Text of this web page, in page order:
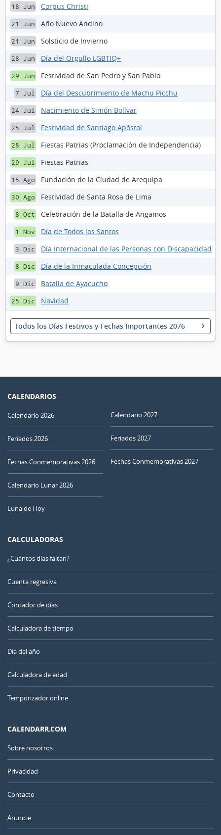
18 Jun Corpus Christi
21 Jun Año Nuevo Andino
21 Jun Solsticio de Invierno
28 Jun Día del Orgullo LGBTIQ+
29 Jun Festividad de San Pedro y San Pablo
7 Jul Día del Descubrimiento de Machu Picchu
24 Jul Nacimiento de Simón Bolívar
25 Jul Festividad de Santiago Apóstol
28 Jul Fiestas Patrias (Proclamación de Independencia)
29 Jul Fiestas Patrias
15 Ago Fundación de la Ciudad de Arequipa
30 Ago Festividad de Santa Rosa de Lima
8 Oct Celebración de la Batalla de Angamos
1 Nov Día de Todos los Santos
3 Dic Día Internacional de las Personas con Discapacidad
8 Dic Día de la Inmaculada Concepción
9 Dic Batalla de Ayacucho
25 Dic Navidad
Todos los Días Festivos y Fechas Importantes 2076
CALENDARIOS
Calendario 2026
Feriados 2026
Fechas Conmemorativas 2026
Calendario Lunar 2026
Luna de Hoy
Calendario 2027
Feriados 2027
Fechas Conmemorativas 2027
CALCULADORAS
¿Cuántos días faltan?
Cuenta regresiva
Contador de días
Calculadora de tiempo
Día del año
Calculadora de edad
Temporizador online
CALENDARR.COM
Sobre nosotros
Privacidad
Contacto
Anuncie